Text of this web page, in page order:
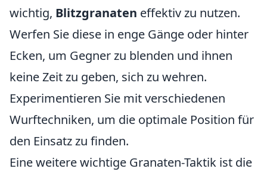
wichtig, Blitzgranaten effektiv zu nutzen.
Werfen Sie diese in enge Gänge oder hinter
Ecken, um Gegner zu blenden und ihnen
keine Zeit zu geben, sich zu wehren.
Experimentieren Sie mit verschiedenen
Wurftechniken, um die optimale Position für
den Einsatz zu finden.
Eine weitere wichtige Granaten-Taktik ist die